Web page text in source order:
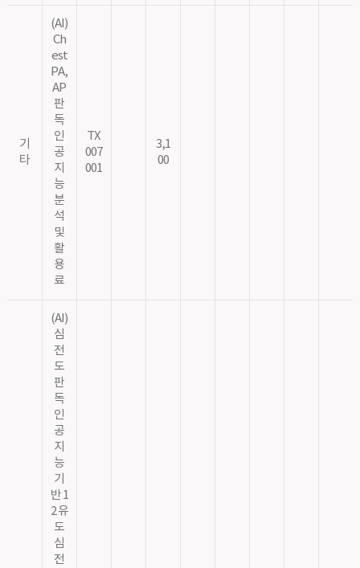
기
타
(AI)
Ch
est
PA,
AP
판
독
인
공
지
능
분
석
및
활
용
료
TX
007
001
3,1
00
(AI)
심
전
도
판
독
인
공
지
능
기
반 1
2 유
도
심
전